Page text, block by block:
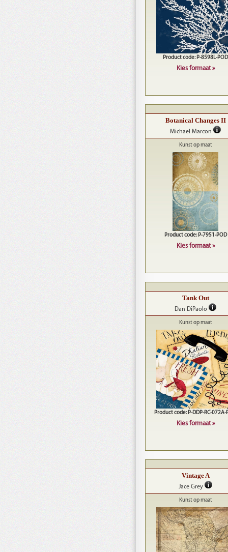
Product code: P-8598L-POD
Kies formaat »
Botanical Changes II
Michael Marcon
Kunst op maat
Product code: P-7951-POD
Kies formaat »
Tank Out
Dan DiPaolo
Kunst op maat
Product code: P-DDP-RC-072A-
Kies formaat »
Vintage A
Jace Grey
Kunst op maat